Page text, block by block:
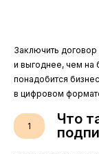
Заключить
и выгоднее, чем на
понадобится
в цифровом
1
Что